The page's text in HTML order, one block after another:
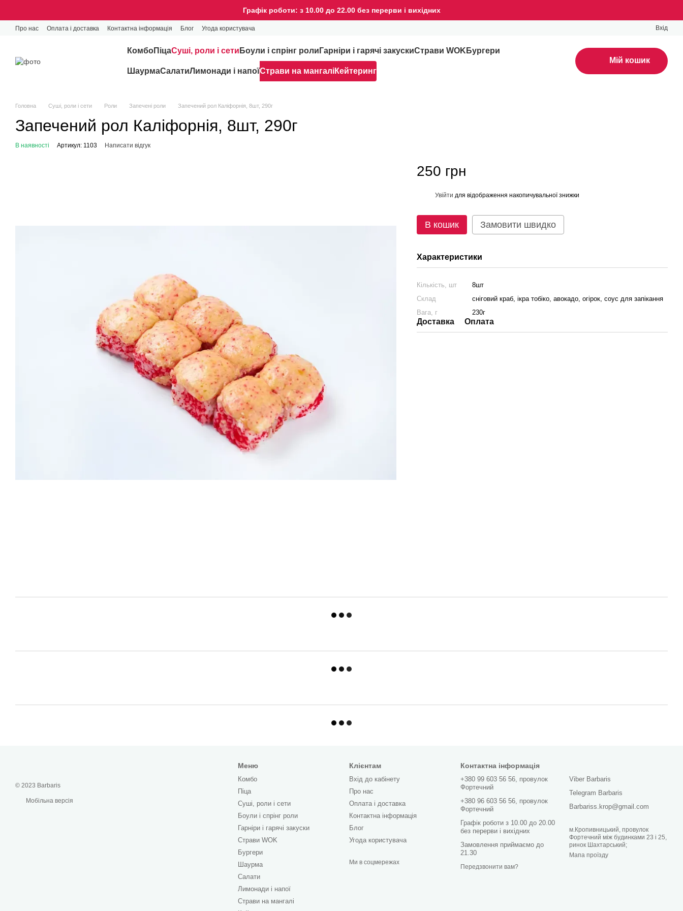
Графік роботи: з 10.00 до 22.00 без перерви і вихідних
Про нас Оплата і доставка Контактна інформація Блог Угода користувача Вхід
КомбоПіцаCуші, роли і сети Боули і спрінг роли Гарніри і гарячі закускиСтрави WOK Бургери
ШаурмаСалатиЛимонади і напоїСтрави на мангаліКейтеринг
Мій кошик
Головна Cуші, роли і сети Роли Запечені роли Запечений рол Каліфорнія, 8шт, 290г
Запечений рол Каліфорнія, 8шт, 290г
В наявності Артикул: 1103 Написати відгук
250 грн
Увійти для відображення накопичувальної знижки
В кошик Замовити швидко
Характеристики
Кількість, шт
8шт
Склад
сніговий краб, ікра тобіко, авокадо, огірок, соус для запікання
Вага, г
230г
Доставка Оплата
© 2023 Barbaris
Мобільна версія
Меню
Комбо
Піца
Cуші, роли і сети
Боули і спрінг роли
Гарніри і гарячі закуски
Страви WOK
Бургери
Шаурма
Салати
Лимонади і напої
Страви на мангалі
Клієнтам
Вхід до кабінету
Про нас
Оплата і доставка
Контактна інформація
Блог
Угода користувача
Ми в соцмережах
Контактна інформація
+380 99 603 56 56, провулок
Фортечний
+380 96 603 56 56, провулок
Фортечний
Графік роботи з 10.00 до 20.00
без перерви і вихідних
Замовлення приймаємо до
21.30
Передзвонити вам?
Viber Barbaris
Telegram Barbaris
Barbariss.krop@gmail.com
м.Кропивницький, провулок
Фортечний між будинками 23 і 25,
ринок Шахтарський;
Мапа проїзду